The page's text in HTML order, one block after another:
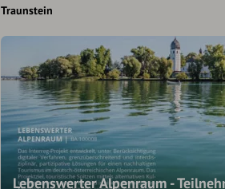
Traunstein
Lebenswerter Alpenraum -